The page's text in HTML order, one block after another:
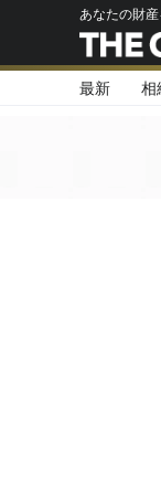
あなたの財
最新 相